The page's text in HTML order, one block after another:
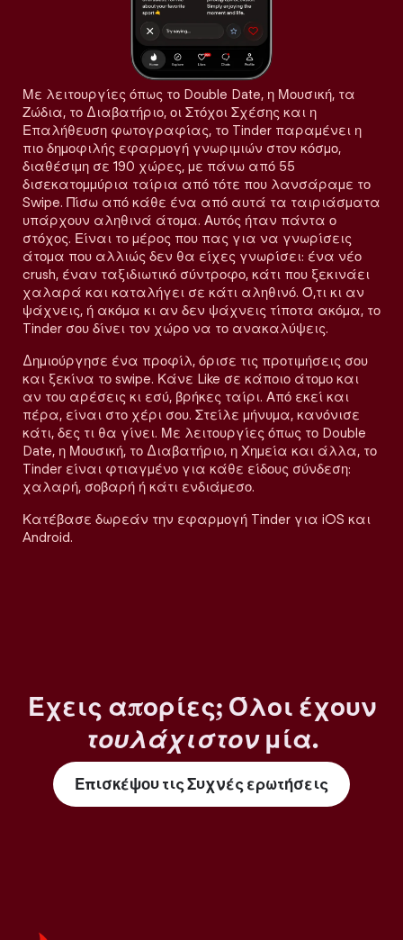
Με λειτουργίες όπως το Double Date, η Μουσική, τα
Ζώδια, το Διαβατήριο, οι Στόχοι Σχέσης και η
Επαλήθευση φωτογραφίας, το Tinder παραμένει η
πιο δημοφιλής εφαρμογή γνωριμιών στον κόσμο,
διαθέσιμη σε 190 χώρες, με πάνω από 55
δισεκατομμύρια ταίρια από τότε που λανσάραμε το
Swipe. Πίσω από κάθε ένα από αυτά τα ταιριάσματα
υπάρχουν αληθινά άτομα. Αυτός ήταν πάντα ο
στόχος. Είναι το μέρος που πας για να γνωρίσεις
άτομα που αλλιώς δεν θα είχες γνωρίσει: ένα νέο
crush, έναν ταξιδιωτικό σύντροφο, κάτι που ξεκινάει
χαλαρά και καταλήγει σε κάτι αληθινό. Ό,τι κι αν
ψάχνεις, ή ακόμα κι αν δεν ψάχνεις τίποτα ακόμα, το
Tinder σου δίνει τον χώρο να το ανακαλύψεις.
Δημιούργησε ένα προφίλ, όρισε τις προτιμήσεις σου
και ξεκίνα το swipe. Κάνε Like σε κάποιο άτομο και
αν του αρέσεις κι εσύ, βρήκες ταίρι. Από εκεί και
πέρα, είναι στο χέρι σου. Στείλε μήνυμα, κανόνισε
κάτι, δες τι θα γίνει. Με λειτουργίες όπως το Double
Date, η Μουσική, το Διαβατήριο, η Χημεία και άλλα, το
Tinder είναι φτιαγμένο για κάθε είδους σύνδεση:
χαλαρή, σοβαρή ή κάτι ενδιάμεσο.
Κατέβασε δωρεάν την εφαρμογή Tinder για iOS και
Android.
Έχεις απορίες; Όλοι έχουν
τουλάχιστονμία.
Επισκέψου τις Συχνές ερωτήσεις